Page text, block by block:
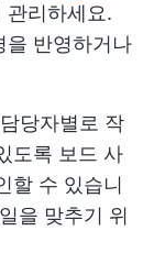
관리하세요.
을 반영하거나
당자별로 작
도록 보드 사
할 수 있습니
을 맞추기 위